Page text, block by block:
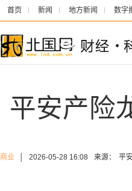
首页 新闻 地方新闻 数字
平安产险
商业 2026-05-28 16:08 来源： 平